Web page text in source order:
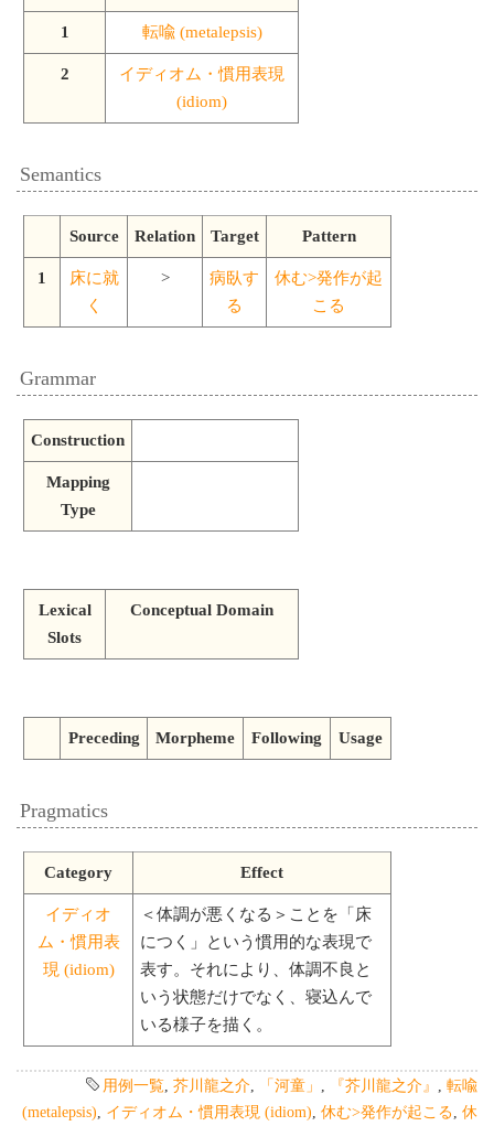
1 転喩 (metalepsis)
2
イディオム・慣用表現
(idiom)
Semantics
Source Relation Target Pattern
1
床に就
く
>
病臥す
る
休む>発作が起
こる
Grammar
Construction
Mapping
Type
Lexical
Slots
Conceptual Domain
Preceding Morpheme Following Usage
Pragmatics
Category Effect
イディオ
ム・慣用表
現 (idiom)
＜体調が悪くなる＞ことを「床
につく」という慣用的な表現で
表す。それにより、体調不良と
いう状態だけでなく、寝込んで
いる様子を描く。
用例一覧 芥川龍之介 「河童」 『芥川龍之介』
転喩
(metalepsis)
イディオム・慣用表現 (idiom) 休む>発作が起こる 休